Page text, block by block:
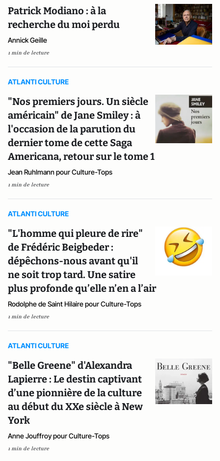
Patrick Modiano : à la
recherche du moi perdu
Annick Geille
1 min de lecture
ATLANTI CULTURE
"Nos premiers jours. Un siècle
américain" de Jane Smiley : à
l'occasion de la parution du
dernier tome de cette Saga
Americana, retour sur le tome 1
Jean Ruhlmann pour Culture-Tops
1 min de lecture
ATLANTI CULTURE
"L'homme qui pleure de rire"
de Frédéric Beigbeder :
dépêchons-nous avant qu'il
ne soit trop tard. Une satire
plus profonde qu’elle n’en a l’air
Rodolphe de Saint Hilaire pour Culture-Tops
1 min de lecture
ATLANTI CULTURE
"Belle Greene" d'Alexandra
Lapierre : Le destin captivant
d’une pionnière de la culture
au début du XXe siècle à New
York
Anne Jouffroy pour Culture-Tops
1 min de lecture